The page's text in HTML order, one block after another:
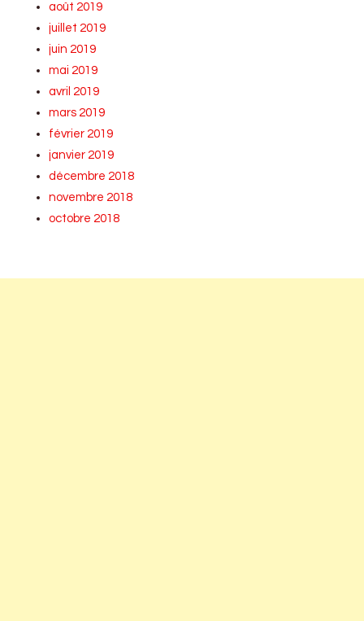
août 2019
juillet 2019
juin 2019
mai 2019
avril 2019
mars 2019
février 2019
janvier 2019
décembre 2018
novembre 2018
octobre 2018